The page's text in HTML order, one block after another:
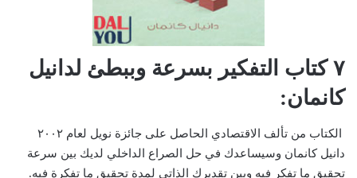
٧ كتاب التفكير بسرعة وببطئ لدانيل
كانمان:
الكتاب من تألف الاقتصادي الحاصل على جائزة نويل لعام ٢٠٠٢
دانيل كانمان وسيساعدك في حل الصراع الداخلي لديك بين سرعة
تحقيق ما تفكر فيه وبين تقديرك الذاتي لمدة تحقيق ما تفكرة فيه.